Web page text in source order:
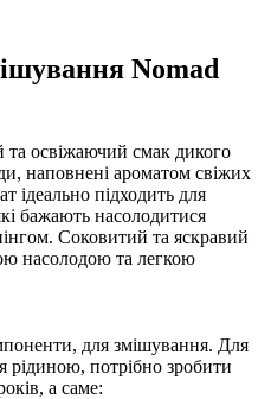
Nomad
та освіжаючий смак дикого
наповнені ароматом свіжих
ідеально підходить для
бажають насолодитися
Соковитий та яскравий
насолодою та легкою
для змішування. Для
рідиною, потрібно зробити
а саме: